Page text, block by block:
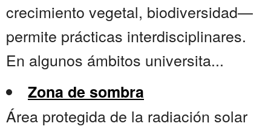
crecimiento vegetal, biodiversidad—
permite prácticas interdisciplinares.
En algunos ámbitos universita...
Zona de sombra
Área protegida de la radiación solar